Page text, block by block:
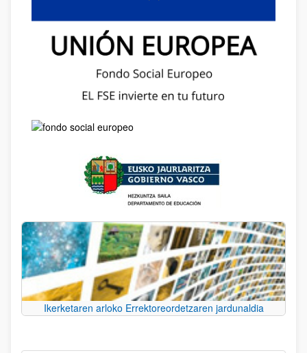
Ikerketaren arloko Errektoreordetzaren jardunaldia